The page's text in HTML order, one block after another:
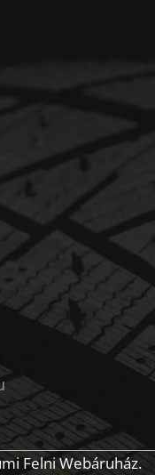
Felni Webáruház.